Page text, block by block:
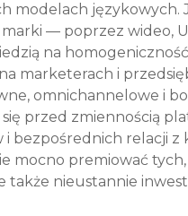
modelach
— poprzez wideo,
na
marketerach i
omnichannelowe i
przed zmiennością
i bezpośrednich relacji z
mocno premiować
także nieustannie